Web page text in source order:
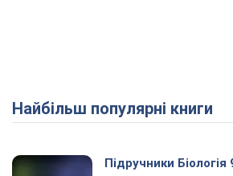
Найбільш популярні книги
Підручники Біологія